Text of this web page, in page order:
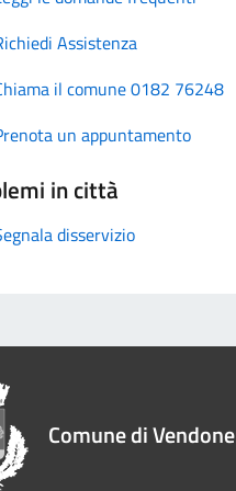
Assistenza
il comune 0182 76248
un appuntamento
in città
disservizio
Comune di Vendone